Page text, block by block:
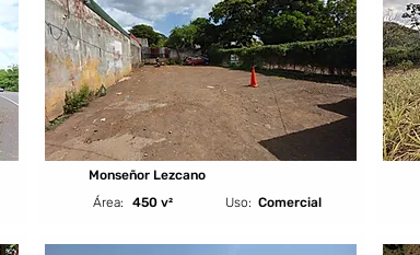
Monseñor Lezcano
Área:
450 v² Comercial
Uso: